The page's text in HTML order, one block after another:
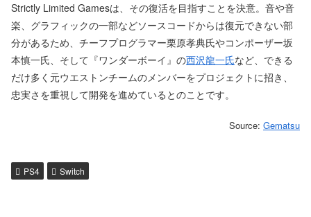
Strictly Limited Gamesは、その復活を目指すことを決意。音や音
楽、グラフィックの一部などソースコードからは復元できない部
分があるため、チーフプログラマー栗原孝典氏やコンポーザー坂
本慎一氏、そして『ワンダーボーイ』の西沢龍一氏など、できる
だけ多く元ウエストンチームのメンバーをプロジェクトに招き、
忠実さを重視して開発を進めているとのことです。
Source: Gematsu
PS4 Switch